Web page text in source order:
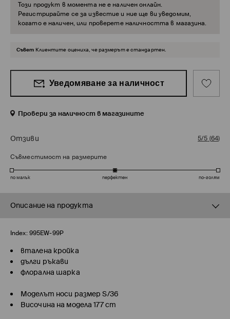
Този продукт в момента не е наличен онлайн.
Регистрирайте се за известие и ние ще ви уведомим,
когато е наличен, или проверете наличността в магазина.
Съвет Клиентите оцениха, че размерът е стандартен.
Уведомяване за наличност
Провери за наличност в магазините
Отзиви 5/5 (64)
Съвместимост на размерите
по малък перфектен по-голям
Описание на продукта
Index: 995EW-99P
вталена кройка
дълги ръкави
флорална шарка
Моделът носи размер S/36
Височина на модела 177 cm